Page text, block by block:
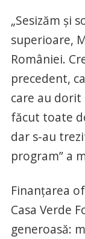
„Sesizăm și
superioare,
României.
precedent,
care au
făcut toate
dar s-au
program” a
Finanțarea
Casa Verde
generoasă: